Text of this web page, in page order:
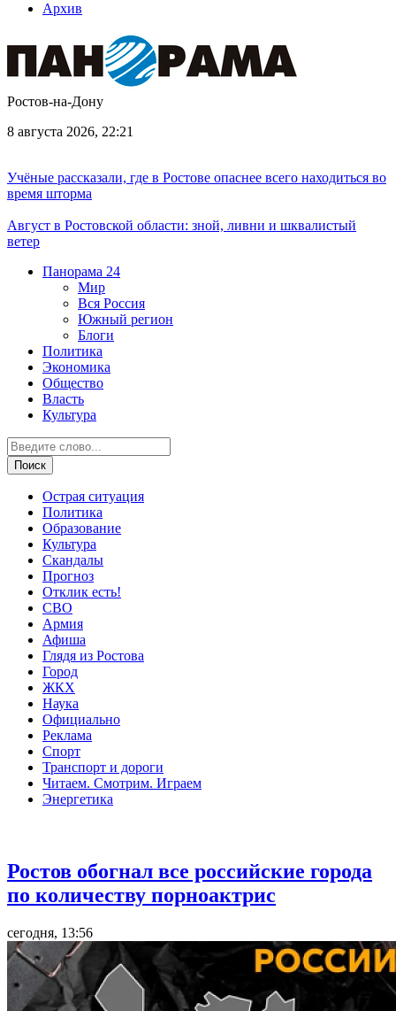
Архив
Ростов-на-Дону
8 августа 2026, 22:21
Учёные рассказали, где в Ростове опаснее всего находиться во
время шторма
Август в Ростовской области: зной, ливни и шквалистый
ветер
Панорама 24
Мир
Вся Россия
Южный регион
Блоги
Политика
Экономика
Общество
Власть
Культура
Острая ситуация
Политика
Образование
Культура
Скандалы
Прогноз
Отклик есть!
СВО
Армия
Афиша
Глядя из Ростова
Город
ЖКХ
Наука
Официально
Реклама
Спорт
Транспорт и дороги
Читаем. Смотрим. Играем
Энергетика
Ростов обогнал все российские города
по количеству порноактрис
сегодня, 13:56